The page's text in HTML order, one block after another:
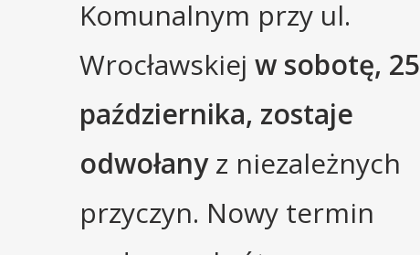
Komunalnym przy ul.
Wrocławskiej w sobotę, 25
października, zostaje
odwołanyz niezależnych
przyczyn. Nowy termin